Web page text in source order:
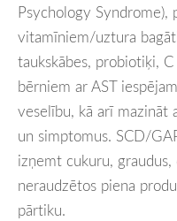
Psychology Syndrome),
vitamīniem/uztura
taukskābes, probiotiķi,
bērniem ar AST
veselību, kā arī mazināt
un simptomus. SCD/
izņemt cukuru,
neraudzētos piena
pārtiku.